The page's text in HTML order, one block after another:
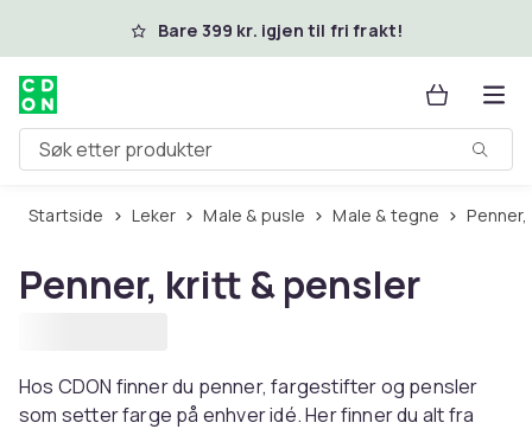
Hopp til hovedinnholdBare 399 kr. igjen til fri frakt!
Søk etter produkter
Startside Leker Male & pusle Male & tegne
Penner, kritt & pensler
Hos CDON finner du penner, fargestifter og pensler
som setter farge på enhver idé. Her finner du alt fra